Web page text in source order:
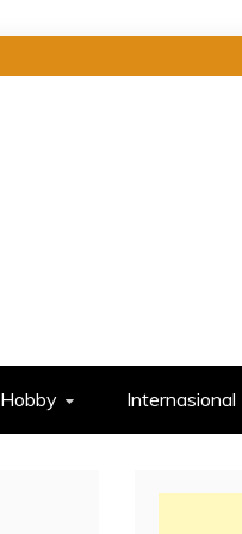
Hobby Internasional